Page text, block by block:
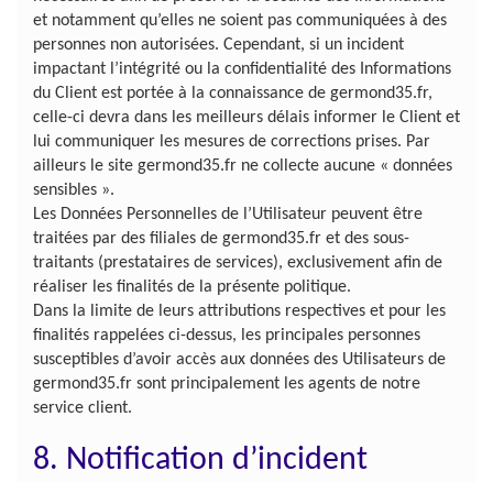
et notamment qu’elles ne soient pas communiquées à des
personnes non autorisées. Cependant, si un incident
impactant l’intégrité ou la confidentialité des Informations
du Client est portée à la connaissance de germond35.fr,
celle-ci devra dans les meilleurs délais informer le Client et
lui communiquer les mesures de corrections prises. Par
ailleurs le site germond35.fr ne collecte aucune « données
sensibles ».
Les Données Personnelles de l’Utilisateur peuvent être
traitées par des filiales de germond35.fr et des sous-
traitants (prestataires de services), exclusivement afin de
réaliser les finalités de la présente politique.
Dans la limite de leurs attributions respectives et pour les
finalités rappelées ci-dessus, les principales personnes
susceptibles d’avoir accès aux données des Utilisateurs de
germond35.fr sont principalement les agents de notre
service client.
8. Notification d’incident